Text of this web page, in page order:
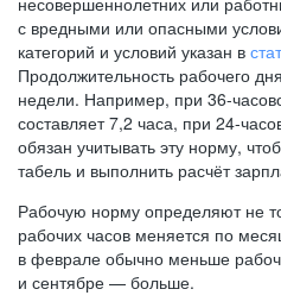
с вредными или опасными
категорий и условий указан в
Продолжительность рабочего
недели. Например, при 36-
составляет 7,2 часа, при 24-
обязан учитывать эту норму,
табель и выполнить расчёт
Рабочую норму определяют не
рабочих часов меняется по
в феврале обычно меньше
и сентябре — больше.